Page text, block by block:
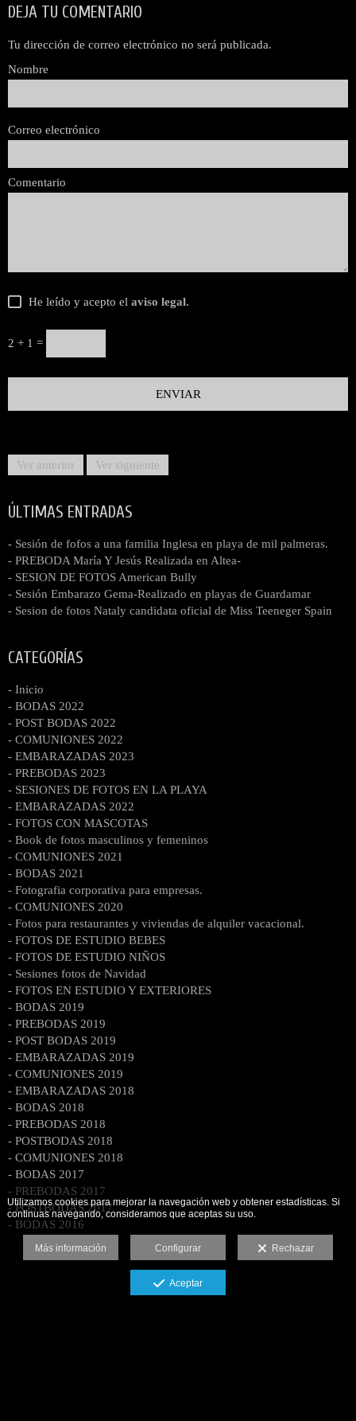
DEJA TU COMENTARIO
Tu dirección de correo electrónico no será publicada.
Nombre
Correo electrónico
Comentario
He leído y acepto el aviso legal.
2 + 1 =
Ver anterior Ver siguiente
ÚLTIMAS ENTRADAS
- Sesión de fofos a una familia Inglesa en playa de mil palmeras.
- PREBODA María Y Jesús Realizada en Altea-
- SESION DE FOTOS American Bully
- Sesión Embarazo Gema-Realizado en playas de Guardamar
- Sesion de fotos Nataly candidata oficial de Miss Teeneger Spain
CATEGORÍAS
- Inicio
- BODAS 2022
- POST BODAS 2022
- COMUNIONES 2022
- EMBARAZADAS 2023
- PREBODAS 2023
- SESIONES DE FOTOS EN LA PLAYA
- EMBARAZADAS 2022
- FOTOS CON MASCOTAS
- Book de fotos masculinos y femeninos
- COMUNIONES 2021
- BODAS 2021
- Fotografia corporativa para empresas.
- COMUNIONES 2020
- Fotos para restaurantes y viviendas de alquiler vacacional.
- FOTOS DE ESTUDIO BEBES
- FOTOS DE ESTUDIO NIÑOS
- Sesiones fotos de Navidad
- FOTOS EN ESTUDIO Y EXTERIORES
- BODAS 2019
- PREBODAS 2019
- POST BODAS 2019
- EMBARAZADAS 2019
- COMUNIONES 2019
- EMBARAZADAS 2018
- BODAS 2018
- PREBODAS 2018
- POSTBODAS 2018
- COMUNIONES 2018
- BODAS 2017
- PREBODAS 2017
- POSTBODAS 2017
- BODAS 2016
Utilizamos cookies para mejorar la navegación web y obtener estadísticas. Si
continuas navegando, consideramos que aceptas su uso.
Más información Configurar Rechazar
Aceptar